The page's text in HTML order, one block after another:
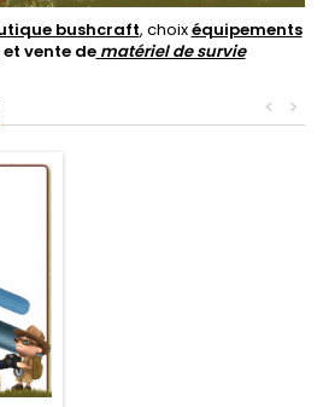
bushcraft, choixéquipements
et vente dematériel de survie
>
<